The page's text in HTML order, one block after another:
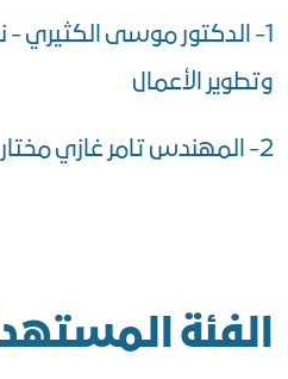
1- الدكتور موسى الكثيري -
وتطوير الأعمال
2- المهندس تامر غازي مختار - نائب الرئيس للعمليات
الفئة